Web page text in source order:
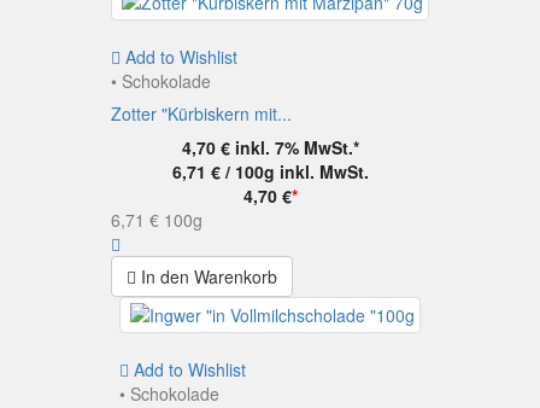
Add to Wishlist
• Schokolade
Zotter "Kürbiskern mit...
4,70 € inkl. 7% MwSt.*
6,71 € / 100g inkl. MwSt.
4,70 €*
6,71 € 100g
In den Warenkorb
Add to Wishlist
• Schokolade